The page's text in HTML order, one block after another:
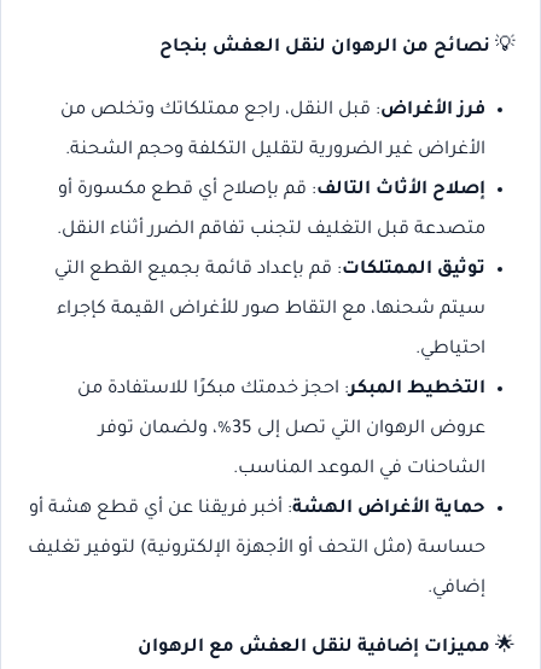
💡 نصائح من الرهوان لنقل العفش بنجاح
فرز الأغراض: قبل النقل، راجع ممتلكاتك وتخلص من
الأغراض غير الضرورية لتقليل التكلفة وحجم الشحنة.
إصلاح الأثاث التالف: قم بإصلاح أي قطع مكسورة أو
متصدعة قبل التغليف لتجنب تفاقم الضرر أثناء النقل.
توثيق الممتلكات: قم بإعداد قائمة بجميع القطع التي
سيتم شحنها، مع التقاط صور للأغراض القيمة كإجراء
احتياطي.
التخطيط المبكر: احجز خدمتك مبكرًا للاستفادة من
عروض الرهوان التي تصل إلى 35%، ولضمان توفر
الشاحنات في الموعد المناسب.
حماية الأغراض الهشة: أخبر فريقنا عن أي قطع هشة أو
حساسة (مثل التحف أو الأجهزة الإلكترونية) لتوفير تغليف
إضافي.
🌟 مميزات إضافية لنقل العفش مع الرهوان